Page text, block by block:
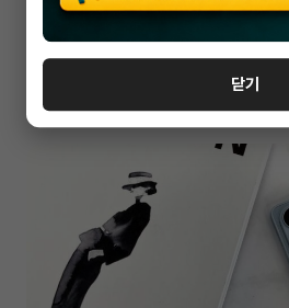
아산 휴대폰 성지에서 실
이유
닫기